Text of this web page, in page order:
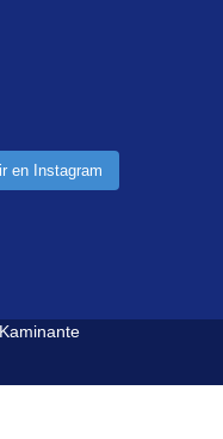
en Instagram